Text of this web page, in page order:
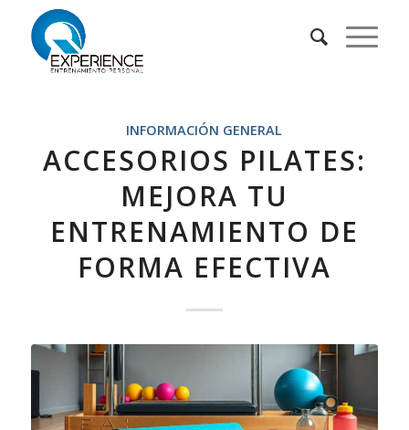
INFORMACIÓN GENERAL
ACCESORIOS PILATES:
MEJORA TU
ENTRENAMIENTO DE
FORMA EFECTIVA